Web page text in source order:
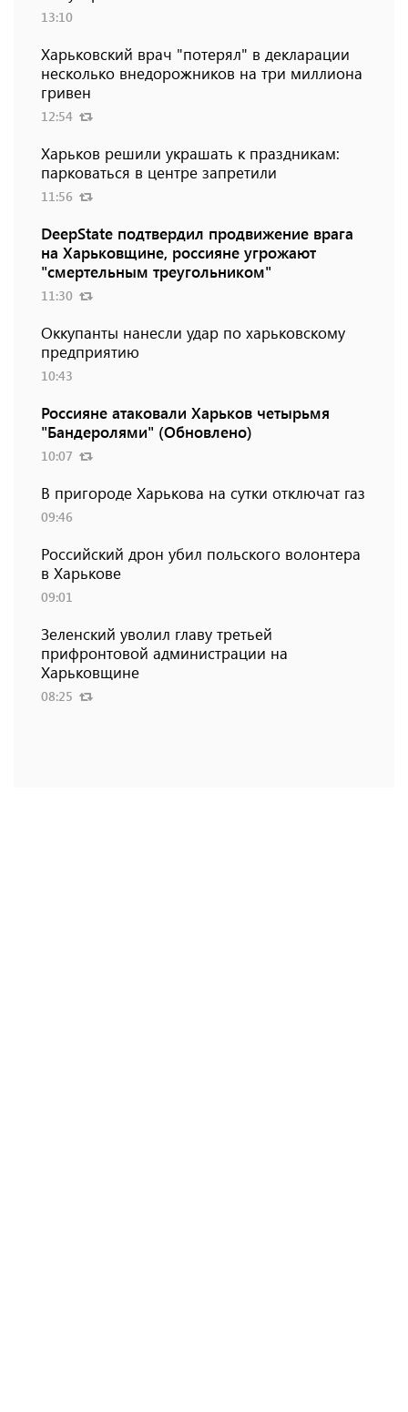
13:10
Харьковский врач "потерял" в декларации
несколько внедорожников на три миллиона
гривен
12:54
Харьков решили украшать к праздникам:
парковаться в центре запретили
11:56
DeepState подтвердил продвижение врага
на Харьковщине, россияне угрожают
"смертельным треугольником"
11:30
Оккупанты нанесли удар по харьковскому
предприятию
10:43
Россияне атаковали Харьков четырьмя
"Бандеролями" (Обновлено)
10:07
В пригороде Харькова на сутки отключат газ
09:46
Российский дрон убил польского волонтера
в Харькове
09:01
Зеленский уволил главу третьей
прифронтовой администрации на
Харьковщине
08:25